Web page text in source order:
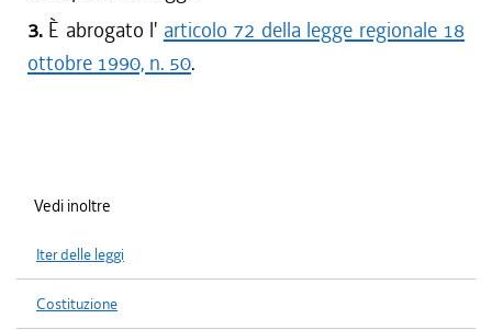
3. È abrogato l' articolo 72 della legge regionale 18
ottobre 1990, n. 50.
Vedi inoltre
Iter delle leggi
Costituzione